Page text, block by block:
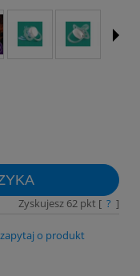
Zyskujesz 62pkt [ ? ]
zapytaj o produkt